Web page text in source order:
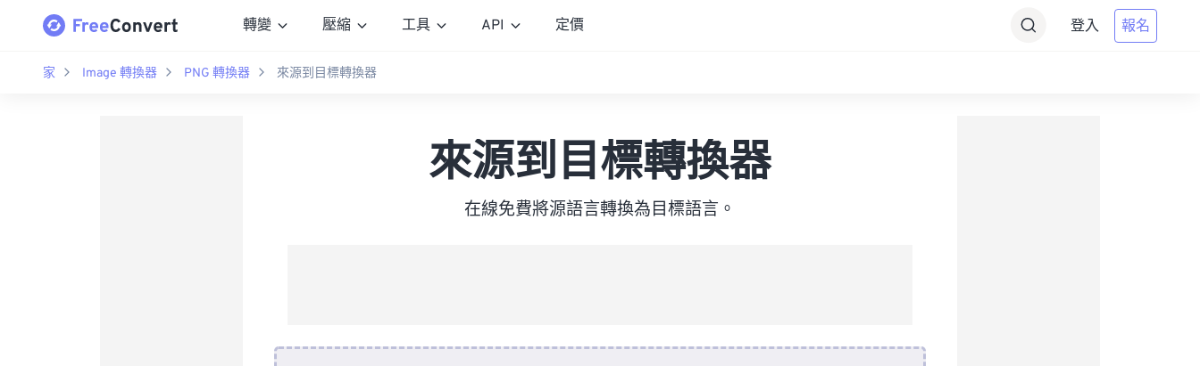
轉變 壓縮 工具 API 定價 登入 報名
家 Image 轉換器 PNG 轉換器 來源到目標轉換器
來源到目標轉換器
在線免費將源語言轉換為目標語言。